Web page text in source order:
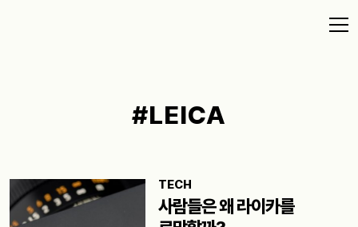
#LEICA
TECH
사람들은 왜 라이카를